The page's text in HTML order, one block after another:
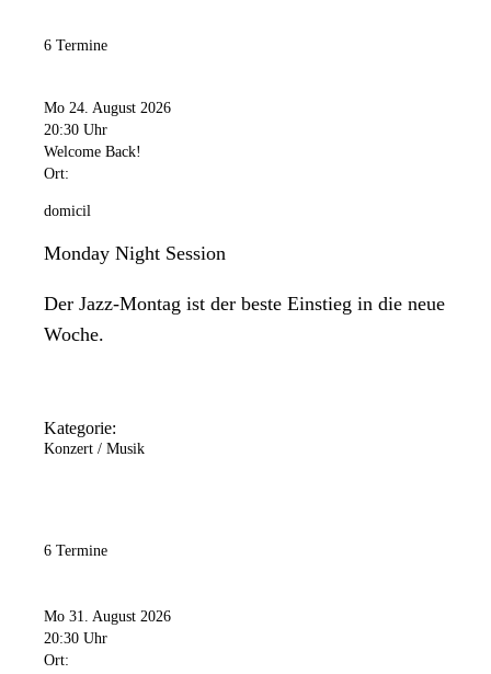
6 Termine
Mo 24. August 2026
20:30 Uhr
Welcome Back!
Ort:
domicil
Monday Night Session
Der Jazz-Montag ist der beste Einstieg in die neue
Woche.
Kategorie:
Konzert / Musik
6 Termine
Mo 31. August 2026
20:30 Uhr
Ort: